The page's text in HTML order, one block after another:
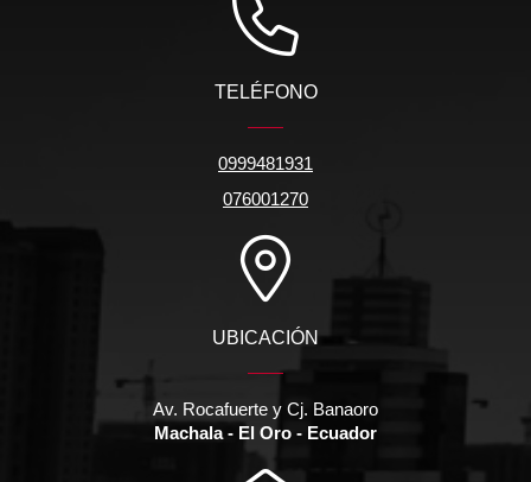
TELÉFONO
0999481931
076001270
UBICACIÓN
Av. Rocafuerte y Cj. Banaoro
Machala - El Oro - Ecuador